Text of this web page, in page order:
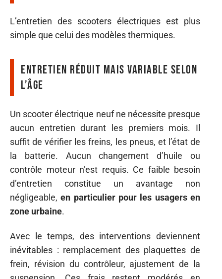
L’entretien des scooters électriques est plus
simple que celui des modèles thermiques.
Entretien réduit mais variable selon
l’âge
Un scooter électrique neuf ne nécessite presque
aucun entretien durant les premiers mois. Il
suffit de vérifier les freins, les pneus, et l’état de
la batterie. Aucun changement d’huile ou
contrôle moteur n’est requis. Ce faible besoin
d’entretien constitue un avantage non
négligeable,en particulier pour les usagers en
zone urbaine.
Avec le temps, des interventions deviennent
inévitables : remplacement des plaquettes de
frein, révision du contrôleur, ajustement de la